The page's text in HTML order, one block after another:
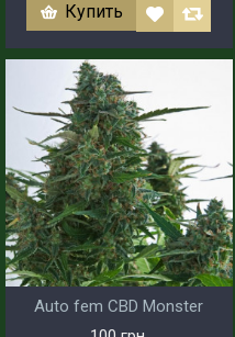
Купить
Auto fem CBD Monster